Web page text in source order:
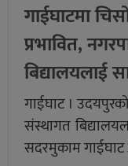
गाईघाटमा
प्रभावित,
बिद्यालयलाई
गाईघाट ।
संस्थागत
सदरमुकाम